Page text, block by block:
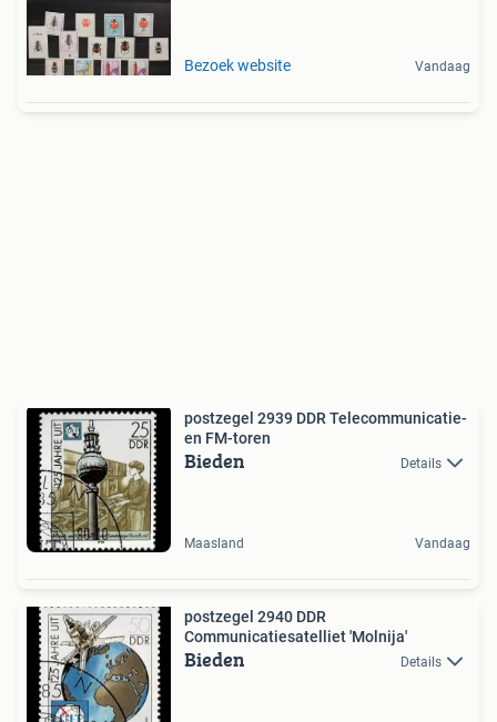
Bezoek website Vandaag
postzegel 2939 DDR Telecommunicatie-
en FM-toren
Bieden Details
Maasland Vandaag
postzegel 2940 DDR
Communicatiesatelliet 'Molnija'
Bieden Details